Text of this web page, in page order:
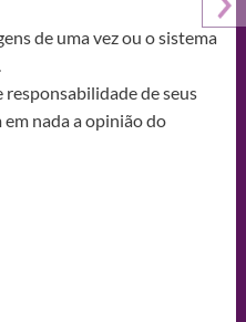
de uma vez ou o sistema
de seus
nada a opinião do